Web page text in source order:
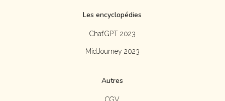
Les encyclopédies
Chat’GPT 2023
MidJourney 2023
Autres